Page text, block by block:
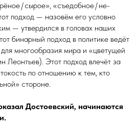
/ сырое», «съедоб­ное / не­
подход — назовём его условно
— утвердился в головах наших
бинарный подход в политике ведёт
многообразия мира и «цветущей
Леонтьев). Этот подход влечёт за
по отношению к тем, кто
стороне.
Достоевский, начинаются